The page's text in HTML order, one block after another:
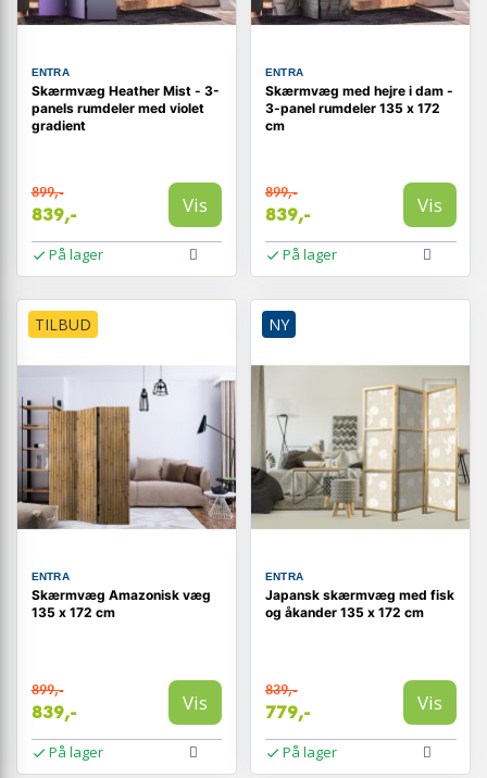
ENTRA
Skærmvæg Heather Mist - 3-
panels rumdeler med violet
gradient
899,-
839,- Vis
På lager
ENTRA
Skærmvæg med hejre i dam -
3-panel rumdeler 135 x 172
cm
899,-
839,- Vis
På lager
TILBUD
ENTRA
Skærmvæg Amazonisk væg
135 x 172 cm
899,-
839,- Vis
På lager
NY
ENTRA
Japansk skærmvæg med fisk
og åkander 135 x 172 cm
839,-
779,- Vis
På lager